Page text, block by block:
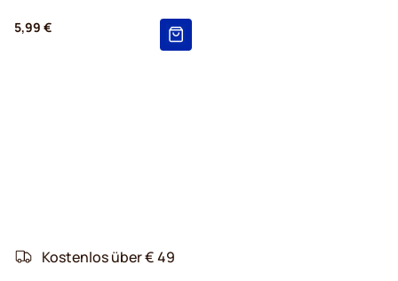
5,99 €
Kostenlos über € 49